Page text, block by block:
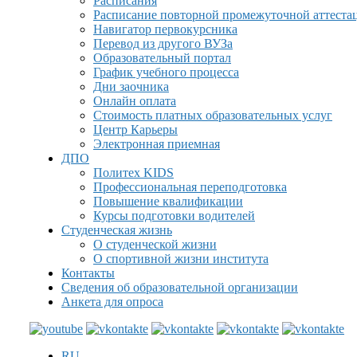
Расписание повторной промежуточной
Навигатор первокурсника
Перевод из другого ВУЗа
Образовательный портал
График учебного процесса
Дни заочника
Онлайн оплата
Стоимость платных образовательных услуг
Центр Карьеры
Электронная приемная
ДПО
Политех KIDS
Профессиональная переподготовка
Повышение квалификации
Курсы подготовки водителей
Студенческая жизнь
О студенческой жизни
О спортивной жизни института
Контакты
Сведения об образовательной организации
Анкета для опроса